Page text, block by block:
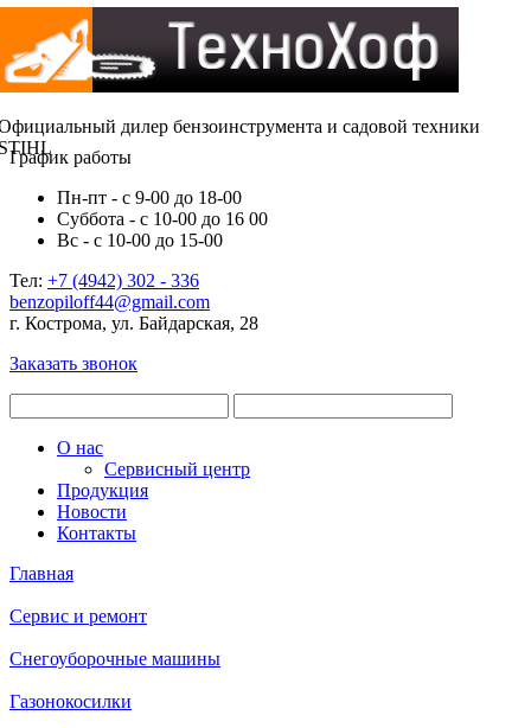
дилер бензоинструмента и садовой техники
График работы
Пн-пт - с 9-00 до 18-00
Суббота - с 10-00 до 16 00
Вс - с 10-00 до 15-00
Тел: +7 (4942) 302 - 336
benzopiloff44@gmail.com
г. Кострома, ул. Байдарская, 28
Заказать звонок
О нас
Сервисный центр
Продукция
Новости
Контакты
Главная
Сервис и ремонт
Снегоуборочные машины
Газонокосилки